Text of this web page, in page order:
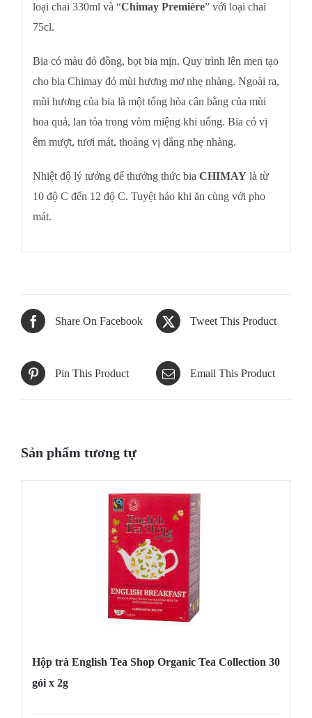
loại chai 330ml và “Chimay Première” với loại chai
75cl.
Bia có màu đỏ đồng, bọt bia mịn. Quy trình lên men tạo
cho bia Chimay đỏ mùi hương mơ nhẹ nhàng. Ngoài ra,
mùi hương của bia là một tổng hòa cân bằng của mùi
hoa quả, lan tỏa trong vòm miệng khi uống. Bia có vị
êm mượt, tươi mát, thoảng vị đắng nhẹ nhàng.
Nhiệt độ lý tưởng để thưởng thức bia CHIMAY là từ
10 độ C đến 12 độ C. Tuyệt hảo khi ăn cùng với pho
mát.
Share On Facebook Tweet This Product
Pin This Product Email This Product
Sản phẩm tương tự
Hộp trà English Tea Shop Organic Tea Collection 30
gói x 2g